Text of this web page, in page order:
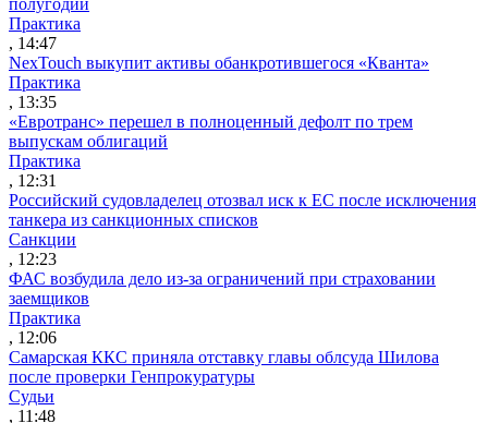
Практика
, 14:47
NexTouch выкупит активы обанкротившегося «Кванта»
Практика
, 13:35
«Евротранс» перешел в полноценный дефолт по трем
выпускам облигаций
Практика
, 12:31
Российский судовладелец отозвал иск к ЕС после исключения
танкера из санкционных списков
Санкции
, 12:23
ФАС возбудила дело из-за ограничений при страховании
заемщиков
Практика
, 12:06
Самарская ККС приняла отставку главы облсуда Шилова
после проверки Генпрокуратуры
Судьи
, 11:48